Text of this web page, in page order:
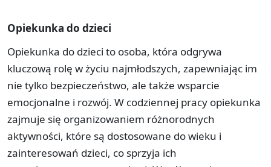
Opiekunka do dzieci
Opiekunka do dzieci to osoba, która odgrywa
kluczową rolę w życiu najmłodszych, zapewniając im
nie tylko bezpieczeństwo, ale także wsparcie
emocjonalne i rozwój. W codziennej pracy opiekunka
zajmuje się organizowaniem różnorodnych
aktywności, które są dostosowane do wieku i
zainteresowań dzieci, co sprzyja ich